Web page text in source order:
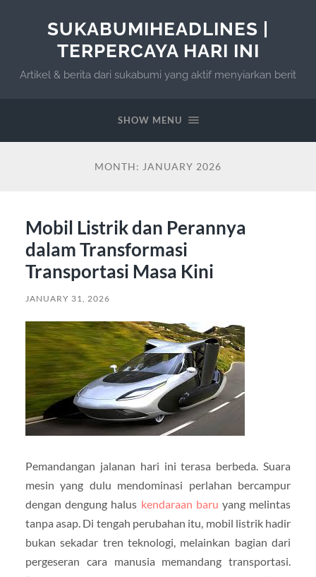
SUKABUMIHEADLINES |
TERPERCAYA HARI INI
Artikel & berita dari sukabumi yang aktif menyiarkan berit
SHOW MENU
MONTH: JANUARY 2026
Mobil Listrik dan Perannya
dalam Transformasi
Transportasi Masa Kini
JANUARY 31, 2026
Pemandangan jalanan hari ini terasa berbeda. Suara
mesin yang dulu mendominasi perlahan bercampur
dengan dengung halus kendaraan baru yang melintas
tanpa asap. Di tengah perubahan itu, mobil listrik hadir
bukan sekadar tren teknologi, melainkan bagian dari
pergeseran cara manusia memandang transportasi.